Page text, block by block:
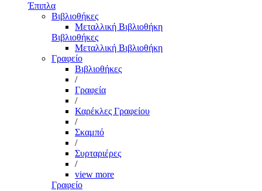
Έπιπλα
Βιβλιοθήκες
Μεταλλική Βιβλιοθήκη
Βιβλιοθήκες
Μεταλλική Βιβλιοθήκη
Γραφείο
Βιβλιοθήκες
/
Γραφεία
/
Καρέκλες Γραφείου
/
Σκαμπό
/
Συρταριέρες
/
view more
Γραφείο